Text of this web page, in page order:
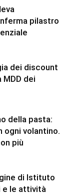
pilastro
dei discount
dei
della pasta:
ogni volantino.
più
di Istituto
e le attività